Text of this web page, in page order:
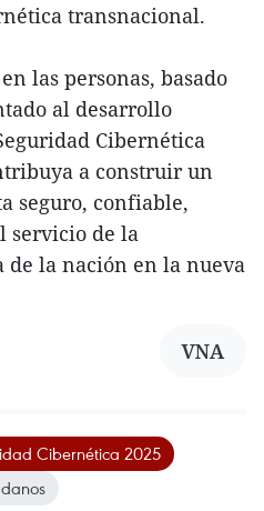
transnacional.
las personas, basado
al desarrollo
Cibernética
a construir un
seguro, confiable,
servicio de la
de la nación en la nueva
VNA
Cibernética 2025